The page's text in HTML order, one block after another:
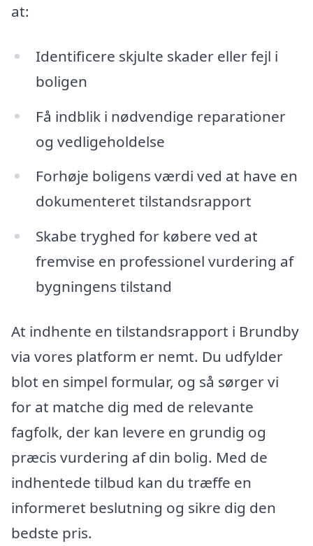
at:
Identificere skjulte skader eller fejl i
boligen
Få indblik i nødvendige reparationer
og vedligeholdelse
Forhøje boligens værdi ved at have en
dokumenteret tilstandsrapport
Skabe tryghed for købere ved at
fremvise en professionel vurdering af
bygningens tilstand
At indhente en tilstandsrapport i Brundby
via vores platform er nemt. Du udfylder
blot en simpel formular, og så sørger vi
for at matche dig med de relevante
fagfolk, der kan levere en grundig og
præcis vurdering af din bolig. Med de
indhentede tilbud kan du træffe en
informeret beslutning og sikre dig den
bedste pris.